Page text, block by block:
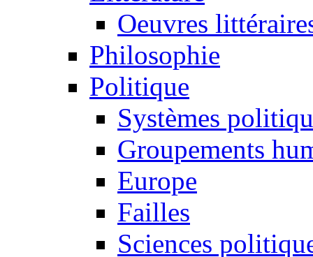
Oeuvres
Philosophie
Politique
Systèmes
Groupements
Europe
Failles
Sciences